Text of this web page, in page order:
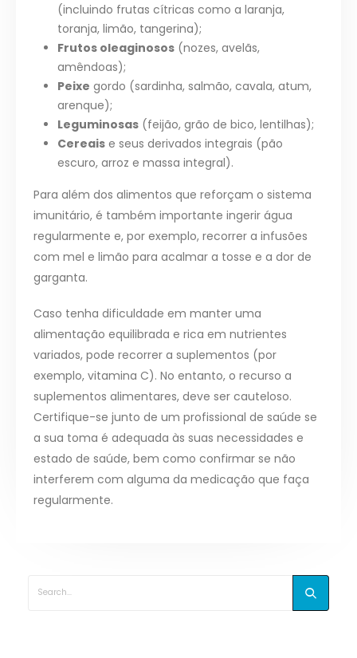
(incluindo frutas cítricas como a laranja,
toranja, limão, tangerina);
Frutos oleaginosos(nozes, avelãs,
amêndoas);
Peixe gordo (sardinha, salmão, cavala, atum,
arenque);
Leguminosas(feijão, grão de bico, lentilhas);
Cereaise seus derivados integrais (pão
escuro, arroz e massa integral).
Para além dos alimentos que reforçam o sistema
imunitário, é também importante ingerir água
regularmente e, por exemplo, recorrer a infusões
com mel e limão para acalmar a tosse e a dor de
garganta.
Caso tenha dificuldade em manter uma
alimentação equilibrada e rica em nutrientes
variados, pode recorrer a suplementos (por
exemplo, vitamina C). No entanto, o recurso a
suplementos alimentares, deve ser cauteloso.
Certifique-se junto de um profissional de saúde se
a sua toma é adequada às suas necessidades e
estado de saúde, bem como confirmar se não
interferem com alguma da medicação que faça
regularmente.